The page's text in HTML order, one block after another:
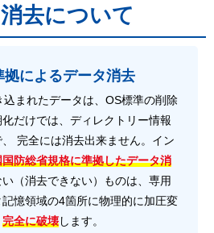
去について
拠によるデータ消去
込まれたデータは、OS標準の削除
だけでは、ディレクトリー情報
完全には消去出来ません。イン
国防総省規格に準拠したデータ消
（消去できない）ものは、専用
憶領域の4箇所に物理的に加圧変
完全に破壊します。